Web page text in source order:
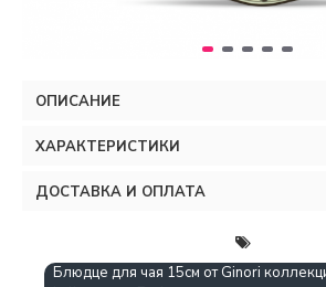
ОПИСАНИЕ
ХАРАКТЕРИСТИКИ
ДОСТАВКА И ОПЛАТА
Блюдце для чая 15см от Ginori